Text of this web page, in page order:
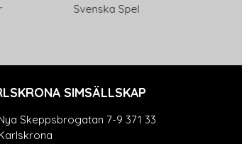
Svenska Spel
SIMSÄLLSKAP
Skeppsbrogatan 7-9 371 33